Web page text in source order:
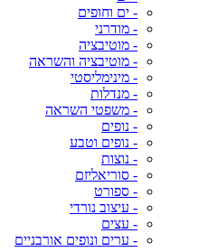
- ים וחופים
- מודרני
- מוטיבציה
- מוטיבציה והשראה
- מינימליסטי
- מנדלות
- משפטי השראה
- נופים
- נופים וטבע
- נוצות
- סוריאליזם
- ספורט
- עיצוב נורדי
- עצים
- ערים ונופים אורבניים